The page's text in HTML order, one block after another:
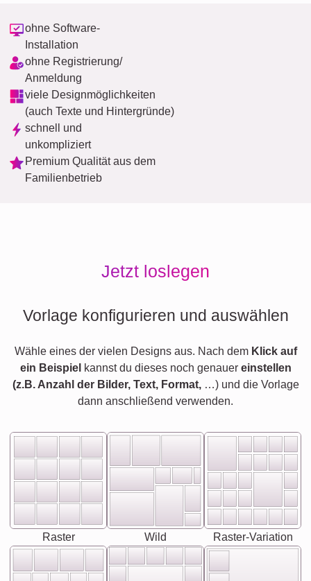
ohne Software-
Installation
ohne Registrierung/
Anmeldung
viele Designmöglichkeiten
(auch Texte und Hintergründe)
schnell und
unkompliziert
Premium Qualität aus dem
Familienbetrieb
Jetzt loslegen
Vorlage konfigurieren und auswählen
Wähle eines der vielen Designs aus. Nach dem Klick auf
ein Beispiel kannst du dieses noch genauer einstellen
(z.B. Anzahl der Bilder, Text, Format,…) und die Vorlage
dann anschließend verwenden.
Raster Wild Raster-Variation